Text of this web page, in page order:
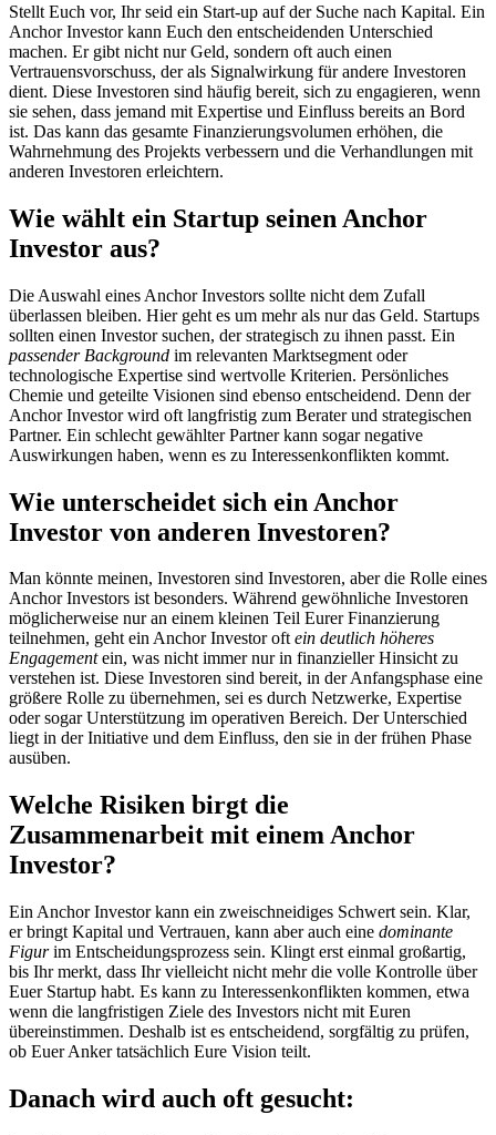
Stellt Euch vor, Ihr seid ein Start-up auf der Suche nach Kapital. Ein
Anchor Investor kann Euch den entscheidenden Unterschied
machen. Er gibt nicht nur Geld, sondern oft auch einen
Vertrauensvorschuss, der als Signalwirkung für andere Investoren
dient. Diese Investoren sind häufig bereit, sich zu engagieren, wenn
sie sehen, dass jemand mit Expertise und Einfluss bereits an Bord
ist. Das kann das gesamte Finanzierungsvolumen erhöhen, die
Wahrnehmung des Projekts verbessern und die Verhandlungen mit
anderen Investoren erleichtern.
Wie wählt ein Startup seinen Anchor
Investor aus?
Die Auswahl eines Anchor Investors sollte nicht dem Zufall
überlassen bleiben. Hier geht es um mehr als nur das Geld. Startups
sollten einen Investor suchen, der strategisch zu ihnen passt. Ein
passender Background im relevanten Marktsegment oder
technologische Expertise sind wertvolle Kriterien. Persönliches
Chemie und geteilte Visionen sind ebenso entscheidend. Denn der
Anchor Investor wird oft langfristig zum Berater und strategischen
Partner. Ein schlecht gewählter Partner kann sogar negative
Auswirkungen haben, wenn es zu Interessenkonflikten kommt.
Wie unterscheidet sich ein Anchor
Investor von anderen Investoren?
Man könnte meinen, Investoren sind Investoren, aber die Rolle eines
Anchor Investors ist besonders. Während gewöhnliche Investoren
möglicherweise nur an einem kleinen Teil Eurer Finanzierung
teilnehmen, geht ein Anchor Investor oftein deutlich höheres
Engagementein, was nicht immer nur in finanzieller Hinsicht zu
verstehen ist. Diese Investoren sind bereit, in der Anfangsphase eine
größere Rolle zu übernehmen, sei es durch Netzwerke, Expertise
oder sogar Unterstützung im operativen Bereich. Der Unterschied
liegt in der Initiative und dem Einfluss, den sie in der frühen Phase
ausüben.
Welche Risiken birgt die
Zusammenarbeit mit einem Anchor
Investor?
Ein Anchor Investor kann ein zweischneidiges Schwert sein. Klar,
er bringt Kapital und Vertrauen, kann aber auch eine dominante
Figurim Entscheidungsprozess sein. Klingt erst einmal großartig,
bis Ihr merkt, dass Ihr vielleicht nicht mehr die volle Kontrolle über
Euer Startup habt. Es kann zu Interessenkonflikten kommen, etwa
wenn die langfristigen Ziele des Investors nicht mit Euren
übereinstimmen. Deshalb ist es entscheidend, sorgfältig zu prüfen,
ob Euer Anker tatsächlich Eure Vision teilt.
Danach wird auch oft gesucht: